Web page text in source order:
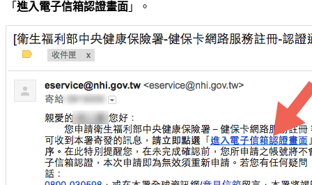
「 進入電子信箱認證畫面 」。